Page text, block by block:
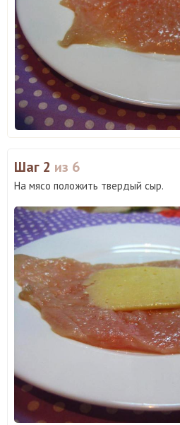
Шаг 2 из 6
На мясо положить твердый сыр.